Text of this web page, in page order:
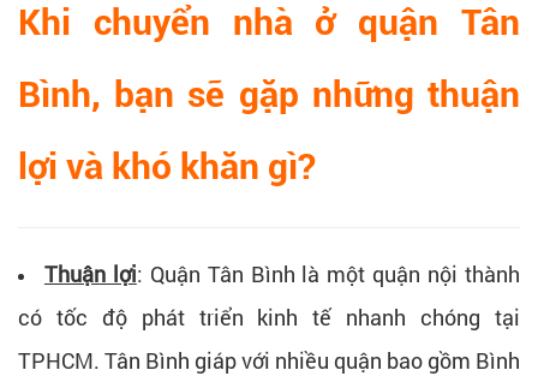
Khi chuyển nhà ở quận Tân
Bình, bạn sẽ gặp những thuận
lợi và khó khăn gì?
Thuận lợi: Quận Tân Bình là một quận nội thành
có tốc độ phát triển kinh tế nhanh chóng tại
TPHCM. Tân Bình giáp với nhiều quận bao gồm Bình